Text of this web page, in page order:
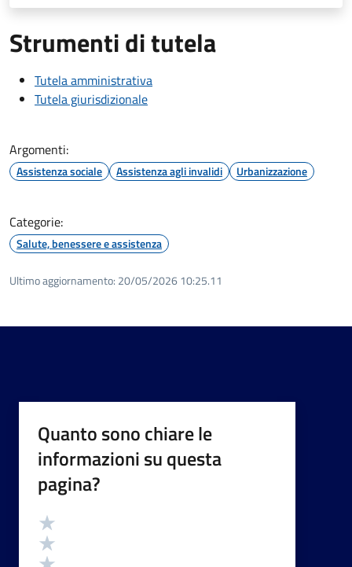
Strumenti di tutela
Tutela amministrativa
Tutela giurisdizionale
Argomenti:
Assistenza sociale Assistenza agli invalidi Urbanizzazione
Categorie:
Salute, benessere e assistenza
Ultimo aggiornamento: 20/05/2026 10:25.11
Quanto sono chiare le
informazioni su questa
pagina?
Valutazione